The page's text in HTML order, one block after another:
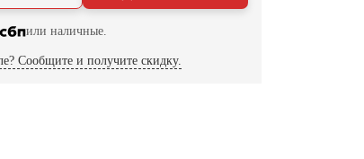
или наличные.
Сообщите и получите скидку.